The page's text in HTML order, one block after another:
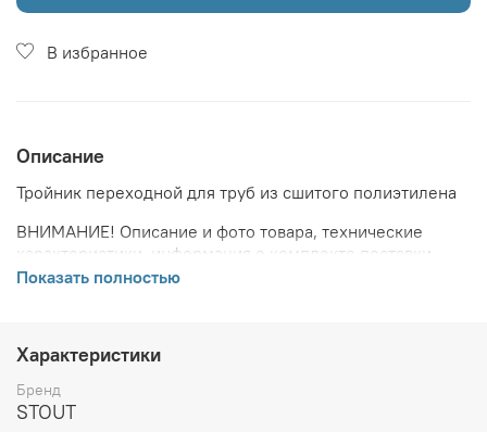
В избранное
Описание
Тройник переходной для труб из сшитого полиэтилена
ВНИМАНИЕ! Описание и фото товара, технические
характеристики, информация о комплекте поставки,
габаритах, внешнем виде и цвете, стране производства
вносить изменения в дизайн и технические
характеристики, не ухудшающие потребительских
свойств товара.
Показать полностью
Характеристики
Бренд
STOUT